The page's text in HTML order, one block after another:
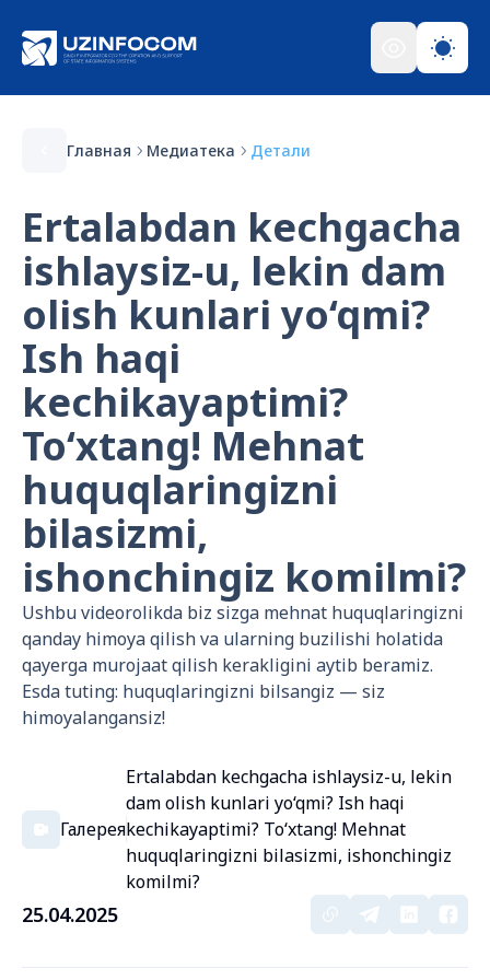
Главная Медиатека Детали
Ertalabdan kechgacha
ishlaysiz-u, lekin dam
olish kunlari yo‘qmi?
Ish haqi
kechikayaptimi?
To‘xtang! Mehnat
huquqlaringizni
bilasizmi,
ishonchingiz komilmi?
Ushbu videorolikda biz sizga mehnat huquqlaringizni
qanday himoya qilish va ularning buzilishi holatida
qayerga murojaat qilish kerakligini aytib beramiz.
Esda tuting: huquqlaringizni bilsangiz — siz
himoyalangansiz!
Галерея
Ertalabdan kechgacha ishlaysiz-u, lekin
dam olish kunlari yo‘qmi? Ish haqi
kechikayaptimi? To‘xtang! Mehnat
huquqlaringizni bilasizmi, ishonchingiz
komilmi?
25.04.2025